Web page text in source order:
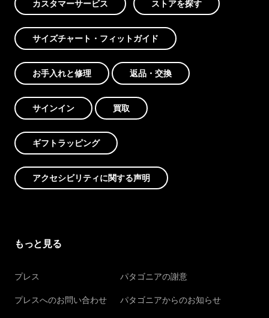
カスタマーサービス ストアを探す
サイズチャート・フィットガイド
お手入れと修理 返品・交換
サインイン 買取
ギフトラッピング
アクセシビリティに関する声明
もっと見る
プレス
プレスへのお問い合わせ
パタゴニアの謝意
パタゴニアからのお知らせ